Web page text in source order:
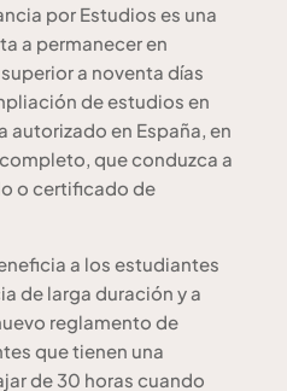
por Estudios es una
a permanecer en
a noventa días
de estudios en
autorizado en España, en
que conduzca a
o certificado de
a los estudiantes
de larga duración y a
reglamento de
que tienen una
de 30 horas cuando